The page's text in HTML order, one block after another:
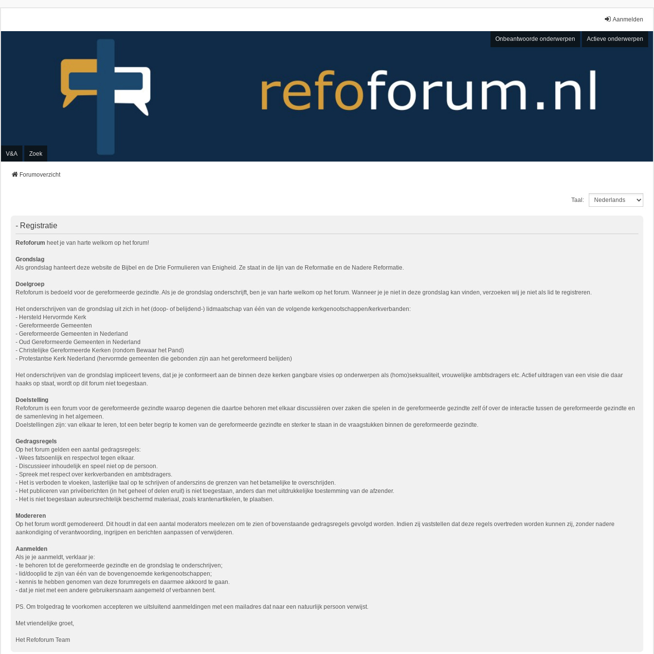
Aanmelden
Onbeantwoorde onderwerpen Actieve onderwerpen
V&A Zoek
Forumoverzicht
Taal:
- Registratie
Refoforum heet je van harte welkom op het forum!
Grondslag
Als grondslag hanteert deze website de Bijbel en de Drie Formulieren van Enigheid. Ze staat in de lijn van de Reformatie en de Nadere Reformatie.
Doelgroep
Refoforum is bedoeld voor de gereformeerde gezindte. Als je de grondslag onderschrijft, ben je van harte welkom op het forum. Wanneer je je niet in deze grondslag kan vinden, verzoeken wij je niet als lid te registreren.
Het onderschrijven van de grondslag uit zich in het (doop- of belijdend-) lidmaatschap van één van de volgende kerkgenootschappen/kerkverbanden:
- Hersteld Hervormde Kerk
- Gereformeerde Gemeenten
- Gereformeerde Gemeenten in Nederland
- Oud Gereformeerde Gemeenten in Nederland
- Christelijke Gereformeerde Kerken (rondom Bewaar het Pand)
- Protestantse Kerk Nederland (hervormde gemeenten die gebonden zijn aan het gereformeerd belijden)
Het onderschrijven van de grondslag impliceert tevens, dat je je conformeert aan de binnen deze kerken gangbare visies op onderwerpen als (homo)seksualiteit, vrouwelijke ambtsdragers etc. Actief uitdragen van een visie die daar
haaks op staat, wordt op dit forum niet toegestaan.
Doelstelling
Refoforum is een forum voor de gereformeerde gezindte waarop degenen die daartoe behoren met elkaar discussiëren over zaken die spelen in de gereformeerde gezindte zelf óf over de interactie tussen de gereformeerde gezindte en
de samenleving in het algemeen.
Doelstellingen zijn: van elkaar te leren, tot een beter begrip te komen van de gereformeerde gezindte en sterker te staan in de vraagstukken binnen de gereformeerde gezindte.
Gedragsregels
Op het forum gelden een aantal gedragsregels:
- Wees fatsoenlijk en respectvol tegen elkaar.
- Discussieer inhoudelijk en speel niet op de persoon.
- Spreek met respect over kerkverbanden en ambtsdragers.
- Het is verboden te vloeken, lasterlijke taal op te schrijven of anderszins de grenzen van het betamelijke te overschrijden.
- Het publiceren van privéberichten (in het geheel of delen eruit) is niet toegestaan, anders dan met uitdrukkelijke toestemming van de afzender.
- Het is niet toegestaan auteursrechtelijk beschermd materiaal, zoals krantenartikelen, te plaatsen.
Modereren
Op het forum wordt gemodereerd. Dit houdt in dat een aantal moderators meelezen om te zien of bovenstaande gedragsregels gevolgd worden. Indien zij vaststellen dat deze regels overtreden worden kunnen zij, zonder nadere
aankondiging of verantwoording, ingrijpen en berichten aanpassen of verwijderen.
Aanmelden
Als je je aanmeldt, verklaar je:
- te behoren tot de gereformeerde gezindte en de grondslag te onderschrijven;
- lid/dooplid te zijn van één van de bovengenoemde kerkgenootschappen;
- kennis te hebben genomen van deze forumregels en daarmee akkoord te gaan.
- dat je niet met een andere gebruikersnaam aangemeld of verbannen bent.
PS. Om trolgedrag te voorkomen accepteren we uitsluitend aanmeldingen met een mailadres dat naar een natuurlijk persoon verwijst.
Met vriendelijke groet,
Het Refoforum Team